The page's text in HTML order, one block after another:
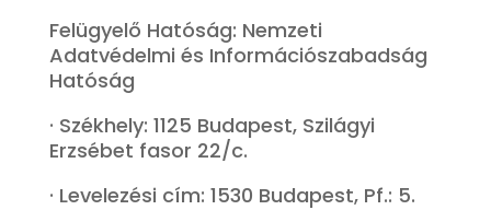
Felügyelő Hatóság: Nemzeti
Adatvédelmi és Információszabadság
Hatóság
· Székhely: 1125 Budapest, Szilágyi
Erzsébet fasor 22/c.
· Levelezési cím: 1530 Budapest, Pf.: 5.